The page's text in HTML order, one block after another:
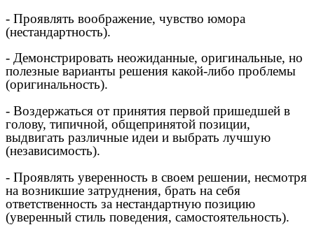
- Проявлять воображение, чувство юмора
(нестандартность).
- Демонстрировать неожиданные, оригинальные, но
полезные варианты решения какой-либо проблемы
(оригинальность).
- Воздержаться от принятия первой пришедшей в
голову, типичной, общепринятой позиции,
выдвигать различные идеи и выбрать лучшую
(независимость).
- Проявлять уверенность в своем решении, несмотря
на возникшие затруднения, брать на себя
ответственность за нестандартную позицию
(уверенный стиль поведения, самостоятельность).